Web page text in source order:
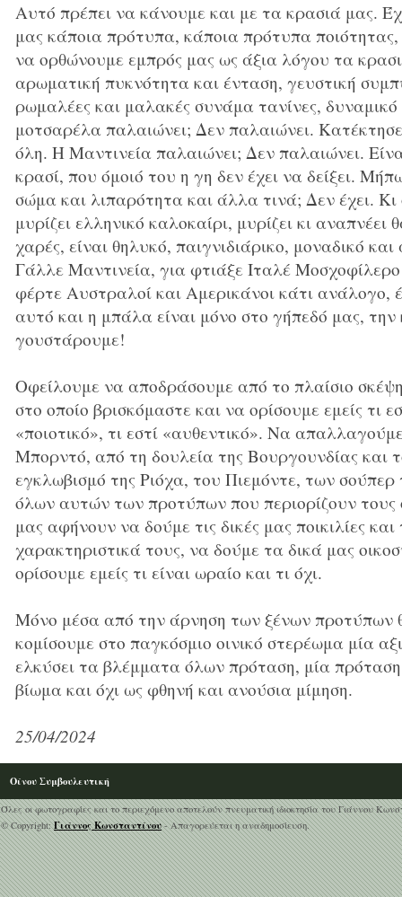
Αυτό πρέπει να κάνουμε και με τα κρασιά μας.
μας κάποια πρότυπα, κάποια πρότυπα
να ορθώνουμε εμπρός μας ως άξια λόγου τα
αρωματική πυκνότητα και ένταση, γευστική
ρωμαλέες και μαλακές συνάμα τανίνες,
μοτσαρέλα παλαιώνει; Δεν παλαιώνει.
όλη. Η Μαντινεία παλαιώνει; Δεν παλαιώνει.
κρασί, που όμοιό του η γη δεν έχει να δείξει.
σώμα και λιπαρότητα και άλλα τινά; Δεν έχει.
μυρίζει ελληνικό καλοκαίρι, μυρίζει κι
χαρές, είναι θηλυκό, παιγνιδιάρικο, μοναδικό
Γάλλε Μαντινεία, για φτιάξε Ιταλέ
φέρτε Αυστραλοί και Αμερικάνοι κάτι ανάλογο,
αυτό και η μπάλα είναι μόνο στο γήπεδό μας,
γουστάρουμε!
Οφείλουμε να αποδράσουμε από το πλαίσιο
στο οποίο βρισκόμαστε και να ορίσουμε εμείς τι
«ποιοτικό», τι εστί «αυθεντικό». Να
Μπορντό, από τη δουλεία της Βουργουνδίας και
εγκλωβισμό της Ριόχα, του Πιεμόντε, των σούπερ
όλων αυτών των προτύπων που περιορίζουν τους
μας αφήνουν να δούμε τις δικές μας ποικιλίες και
χαρακτηριστικά τους, να δούμε τα δικά μας
ορίσουμε εμείς τι είναι ωραίο και τι όχι.
Μόνο μέσα από την άρνηση των ξένων προτύπων
κομίσουμε στο παγκόσμιο οινικό στερέωμα μία
ελκύσει τα βλέμματα όλων πρόταση, μία
βίωμα και όχι ως φθηνή και ανούσια μίμηση.
25/04/2024
Οίνου Συμβουλευτική
Όλες οι φωτογραφίες και το περιεχόμενο αποτελούν πνευματική ιδιοκτησία του Γιάννου
© Copyright:Γιάννος Κωνσταντίνου- Απαγορεύεται η αναδημοσίευση.